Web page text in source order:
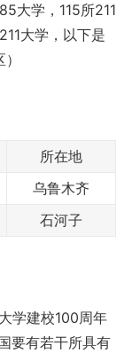
大学，115所211
大学，以下是
所在地
乌鲁木齐
石河子
学建校100周年
要有若干所具有